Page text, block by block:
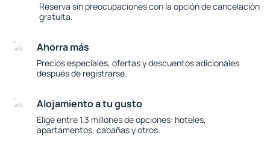
Reserva sin preocupaciones con la opción de cancelación
gratuita.
Ahorra más
Precios especiales, ofertas y descuentos adicionales
después de registrarse.
Alojamiento a tu gusto
Elige entre 1.3 millones de opciones: hoteles,
apartamentos, cabañas y otros.